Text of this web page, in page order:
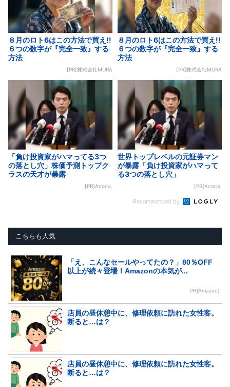
８月のロト6はこの方法で買え!!
６つの数字が『完全一致』する
方法
[PR]株式会社MURA
８月のロト6はこの方法で買え!!
６つの数字が『完全一致』する
方法
[PR]株式会社MURA
「負け投資家がハマってる3つ
の落とし穴」株価予測トップク
ラスの天才が暴露
[PR]Acoco.
世界トップレベルの元証券マン
が暴露「負け投資家がハマって
る3つの落とし穴」
[PR]Acoco.
Recommended by
こちらも人気
「え、こんなセールやってたの？」80％OFF
以上が続々登場！Amazonの本気が...
PR(Amazon)
店員の昼休憩中に、修理依頼に訪れた女性客。
断ると…は？
店員の昼休憩中に、修理依頼に訪れた女性客。
断ると…は？